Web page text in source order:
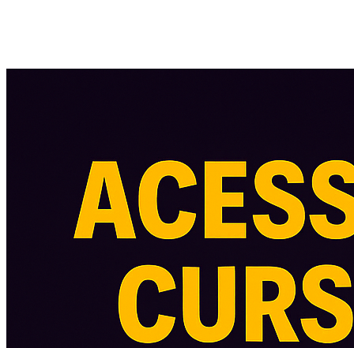
Histórico de pedidos DownloadsAssinaturas Pontos Devoluções
Informativo